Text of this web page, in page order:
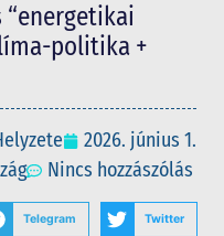
“energetikai
politika +
2026. június 1.
Nincs hozzászólás
Telegram Twitter